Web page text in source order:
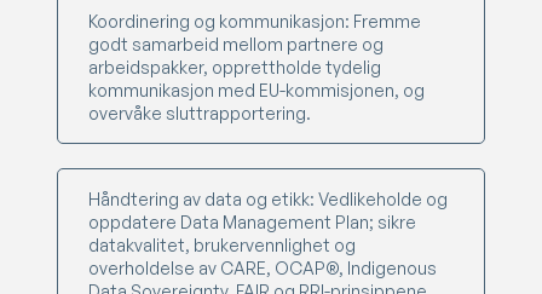
Koordinering og kommunikasjon: Fremme
godt samarbeid mellom partnere og
arbeidspakker, opprettholde tydelig
kommunikasjon med EU-kommisjonen, og
overvåke sluttrapportering.
Håndtering av data og etikk: Vedlikeholde og
oppdatere Data Management Plan; sikre
datakvalitet, brukervennlighet og
overholdelse av CARE, OCAP®, Indigenous